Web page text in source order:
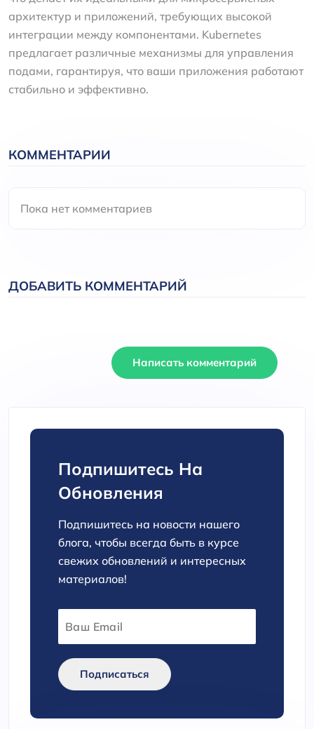
архитектур и приложений, требующих высокой
интеграции между компонентами. Kubernetes
предлагает различные механизмы для управления
подами, гарантируя, что ваши приложения работают
стабильно и эффективно.
КОММЕНТАРИИ
Пока нет комментариев
ДОБАВИТЬ КОММЕНТАРИЙ
Написать комментарий
Подпишитесь На
Обновления
Подпишитесь на новости нашего
блога, чтобы всегда быть в курсе
свежих обновлений и интересных
материалов!
Подписаться